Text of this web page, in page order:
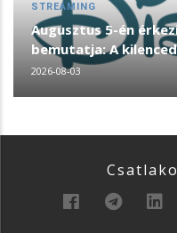
STREAMING
Augusztus 5-én
bemutatja: A
2026-08-03